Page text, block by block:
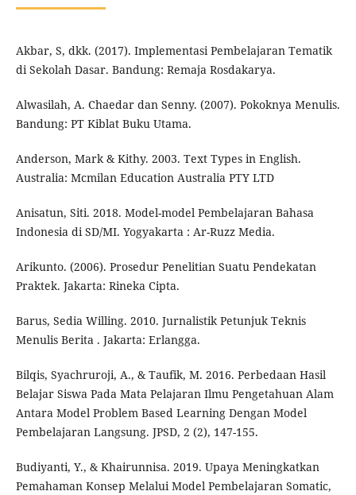
Akbar, S, dkk. (2017). Implementasi Pembelajaran Tematik
di Sekolah Dasar. Bandung: Remaja Rosdakarya.
Alwasilah, A. Chaedar dan Senny. (2007). Pokoknya Menulis.
Bandung: PT Kiblat Buku Utama.
Anderson, Mark & Kithy. 2003. Text Types in English.
Australia: Mcmilan Education Australia PTY LTD
Anisatun, Siti. 2018. Model-model Pembelajaran Bahasa
Indonesia di SD/MI. Yogyakarta : Ar-Ruzz Media.
Arikunto. (2006). Prosedur Penelitian Suatu Pendekatan
Praktek. Jakarta: Rineka Cipta.
Barus, Sedia Willing. 2010. Jurnalistik Petunjuk Teknis
Menulis Berita . Jakarta: Erlangga.
Bilqis, Syachruroji, A., & Taufik, M. 2016. Perbedaan Hasil
Belajar Siswa Pada Mata Pelajaran Ilmu Pengetahuan Alam
Antara Model Problem Based Learning Dengan Model
Pembelajaran Langsung. JPSD, 2 (2), 147-155.
Budiyanti, Y., & Khairunnisa. 2019. Upaya Meningkatkan
Pemahaman Konsep Melalui Model Pembelajaran Somatic,